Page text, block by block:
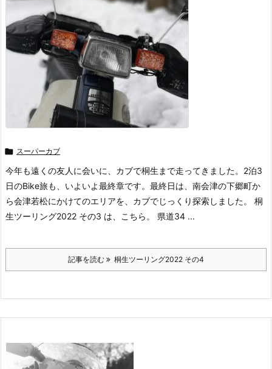
 スーパーカブ
今年も遠くの友人に会いに、カブで桐生まで走ってきました。2泊3
日のBike旅も、いよいよ最終章です。最終日は、南会津の下郷町か
ら会津若松にかけてのエリアを、カブでじっくり探索しました。 桐
生ツーリング2022 その3 は、こちら。 県道34 ...
記事を読む 桐生ツーリング2022 その4